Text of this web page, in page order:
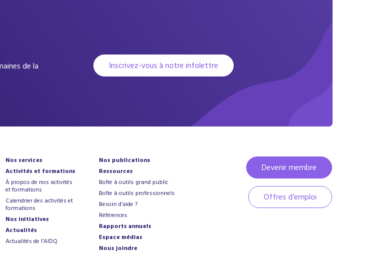
de la
Inscrivez-vous à notre infolettre
Nos services
Activités et formations
À propos de nos activités
et formations
Calendrier des activités et
formations
Nos initiatives
Actualités
Actualités de l’AIDQ
Nos publications
Ressources
Boîte à outils grand public
Boîte à outils professionnels
Besoin d’aide ?
Références
Rapports annuels
Espace médias
Nous joindre
Devenir membre
Offres d’emploi